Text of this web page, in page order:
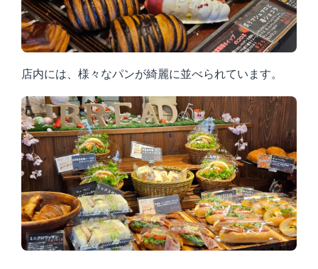
店内には、様々なパンが綺麗に並べられています。